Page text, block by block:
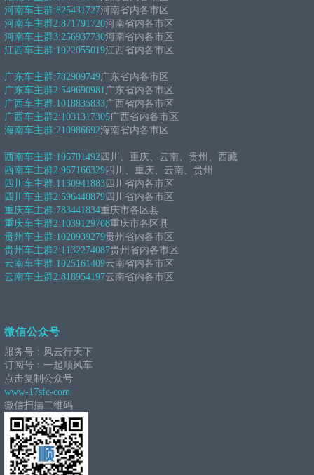
河南车主群:825431727河南省内各市区
河南车主群2:871791720河南省内各市区
河南车主群3:256937730河南省内各市区
江西车主群:1022055019江西省内各市区
广东车主群:782909749广东省内各市区
广东车主群2:549690981广东省内各市区
广西车主群:1018835833广西省内各市区
广西车主群2:1031317305广西省内各市区
海南车主群:210986692海南省内各市区
西南车主群:105701492 四川、重庆、云南、贵州、西藏
西南车主群2:967166329 四川、重庆、云南、贵州
四川车主群:1130941883 四川省内各市区
四川车主群2:596440879 四川省内各市区
重庆车主群:783441834重庆市各区县
重庆车主群2:1039129708重庆市各区县
贵州车主群:1020939279贵州省内各市区
贵州车主群2:1132274087贵州省内各市区
云南车主群:1025161409云南省内各市区
云南车主群2:818954197云南省内各市区
微信公众号
服务号：风云行天下
订阅号：一起顺风车
点击复制公众号
www-17sfc-com
微信扫描二维码